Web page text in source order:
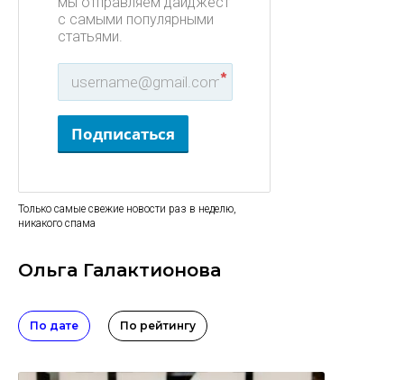
с самыми популярными
статьями.
*
Подписаться
Только самые свежие новости раз в неделю,
никакого спама
Ольга Галактионова
По дате По рейтингу